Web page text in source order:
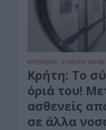
ΚΟΡΩΝΟΪΟΣ - ΣΥΝΕΧΗΣ
Κρήτη: Το
όριά του!
ασθενείς
σε άλλα